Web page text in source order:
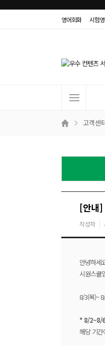
영어회화 시험
트
고객센
[안내]
작성자
안녕하세
시원스쿨
8/3(목)~
* 8/2~8/6
해당 기